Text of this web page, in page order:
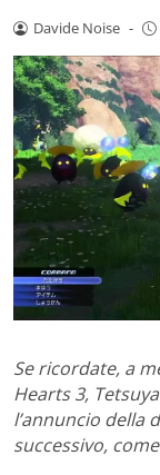
Davide Noise -
Se ricordate, a
Hearts 3,
l’annuncio della
successivo,